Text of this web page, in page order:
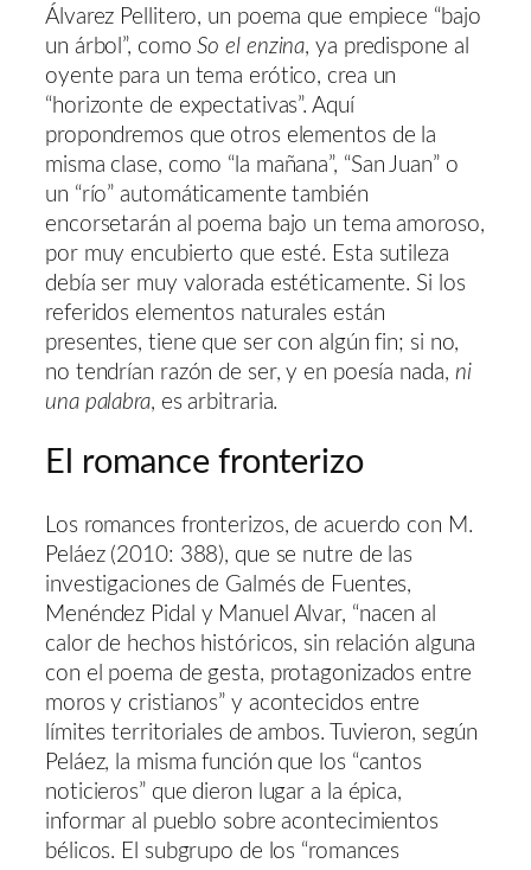
Álvarez Pellitero, un poema que empiece “bajo
un árbol”, comoSo el enzina, ya predispone al
oyente para un tema erótico, crea un
“horizonte de expectativas”. Aquí
propondremos que otros elementos de la
misma clase, como “la mañana”, “San Juan” o
un “río” automáticamente también
encorsetarán al poema bajo un tema amoroso,
por muy encubierto que esté. Esta sutileza
debía ser muy valorada estéticamente. Si los
referidos elementos naturales están
presentes, tiene que ser con algún fin; si no,
no tendrían razón de ser, y en poesía nada, ni
una palabra, es arbitraria.
El romance fronterizo
Los romances fronterizos, de acuerdo con M.
Peláez (2010: 388), que se nutre de las
investigaciones de Galmés de Fuentes,
Menéndez Pidal y Manuel Alvar, “nacen al
calor de hechos históricos, sin relación alguna
con el poema de gesta, protagonizados entre
moros y cristianos” y acontecidos entre
límites territoriales de ambos. Tuvieron, según
Peláez, la misma función que los “cantos
noticieros” que dieron lugar a la épica,
informar al pueblo sobre acontecimientos
bélicos. El subgrupo de los “romances